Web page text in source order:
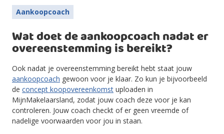
Aankoopcoach
Wat doet de aankoopcoach nadat er
overeenstemming is bereikt?
Ook nadat je overeenstemming bereikt hebt staat jouw
aankoopcoach gewoon voor je klaar. Zo kun je bijvoorbeeld
de concept koopovereenkomst uploaden in
MijnMakelaarsland, zodat jouw coach deze voor je kan
controleren. Jouw coach checkt of er geen vreemde of
nadelige voorwaarden voor jou in staan.